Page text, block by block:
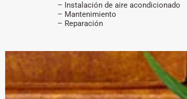
– Instalación de aire acondicionado
– Mantenimiento
– Reparación